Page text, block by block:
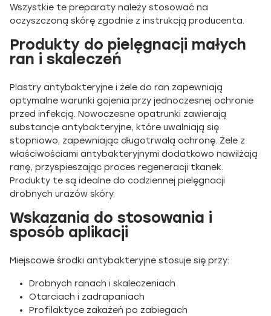
Wszystkie te preparaty należy stosować na
oczyszczoną skórę zgodnie z instrukcją producenta.
Produkty do pielęgnacji małych
ran i skaleczeń
Plastry antybakteryjne i żele do ran zapewniają
optymalne warunki gojenia przy jednoczesnej ochronie
przed infekcją. Nowoczesne opatrunki zawierają
substancje antybakteryjne, które uwalniają się
stopniowo, zapewniając długotrwałą ochronę. Żele z
właściwościami antybakteryjnymi dodatkowo nawilżają
ranę, przyspieszając proces regeneracji tkanek.
Produkty te są idealne do codziennej pielęgnacji
drobnych urazów skóry.
Wskazania do stosowania i
sposób aplikacji
Miejscowe środki antybakteryjne stosuje się przy:
Drobnych ranach i skaleczeniach
Otarciach i zadrapaniach
Profilaktyce zakażeń po zabiegach